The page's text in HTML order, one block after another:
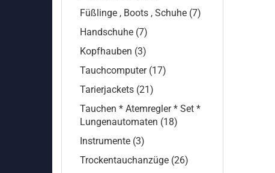
Füßlinge , Boots , Schuhe (7)
Handschuhe (7)
Kopfhauben (3)
Tauchcomputer (17)
Tarierjackets (21)
Tauchen * Atemregler * Set *
Lungenautomaten (18)
Instrumente (3)
Trockentauchanzüge (26)